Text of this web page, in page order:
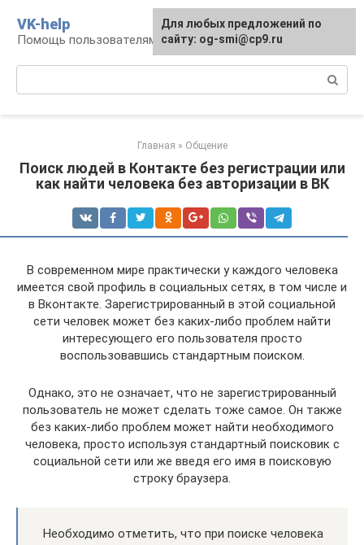
контенту
VK-help
Помощь пользователям соцсети ВКонтакте
Главная » Общение
Поиск людей в Контакте без регистрации или
как найти человека без авторизации в ВК
В современном мире практически у каждого человека
имеется свой профиль в социальных сетях, в том числе и
в Вконтакте. Зарегистрированный в этой социальной
сети человек может без каких-либо проблем найти
интересующего его пользователя просто
воспользовавшись стандартным поиском.
Однако, это не означает, что не зарегистрированный
пользователь не может сделать тоже самое. Он также
без каких-либо проблем может найти необходимого
человека, просто используя стандартный поисковик с
социальной сети или же введя его имя в поисковую
строку браузера.
Необходимо отметить, что при поиске человека
Для любых предложений по
сайту: og-smi@cp9.ru